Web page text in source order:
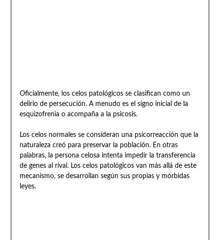
Oficialmente, los celos patológicos se clasifican como un
delirio de persecución. A menudo es el signo inicial de la
esquizofrenia o acompaña a la psicosis.
Los celos normales se consideran una psicorreacción que la
naturaleza creó para preservar la población. En otras
palabras, la persona celosa intenta impedir la transferencia
de genes al rival. Los celos patológicos van más allá de este
mecanismo, se desarrollan según sus propias y mórbidas
leyes.